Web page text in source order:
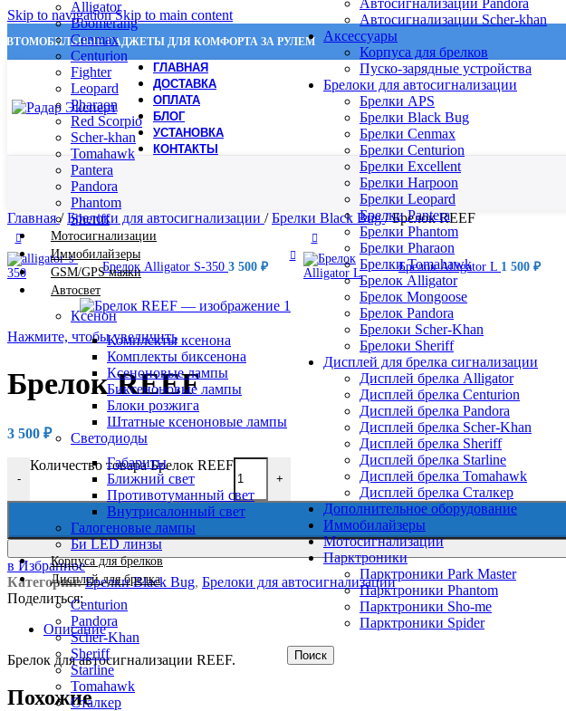
Skip to navigationSkip to main content
ГАДЖЕТЫ ДЛЯ КОМФОРТА ЗА РУЛЕМ
ГЛАВНАЯ
ДОСТАВКА
ОПЛАТА
БЛОГ
УСТАНОВКА
КОНТАКТЫ
Alligator
Boomerang
Cenmax
Centurion
Fighter
Leopard
Pharaon
Red Scorpio
Scher-khan
Tomahawk
Pantera
Pandora
Phantom
Sheriff
Мотосигнализации
Иммобилайзеры
GSM/GPS маяки
Автосвет
Ксенон
Комплекты ксенона
Комплекты биксенона
Ксеноновые лампы
Биксеноновые лампы
Блоки розжига
Штатные ксеноновые лампы
Светодиоды
Габариты
Ближний свет
Противотуманный свет
Внутрисалонный свет
Галогеновые лампы
Би LED линзы
Корпуса для брелков
Дисплей для брелка
Centurion
Pandora
Scher-Khan
Sheriff
Starline
Tomahawk
Сталкер
Автосигнализации Pandora
Автосигнализации Scher-khan
Аксессуары
Корпуса для брелков
Пуско-зарядные устройства
Брелоки для автосигнализации
Брелки APS
Брелки Black Bug
Брелки Cenmax
Брелки Centurion
Брелки Excellent
Брелки Harpoon
Брелки Leopard
Брелки Pantera
Брелки Phantom
Брелки Pharaon
Брелки Tomahawk
Брелок Alligator
Брелок Mongoose
Брелок Pandora
Брелоки Scher-Khan
Брелоки Sheriff
Дисплей для брелка сигнализации
Дисплей брелка Alligator
Дисплей брелка Centurion
Дисплей брелка Pandora
Дисплей брелка Scher-Khan
Дисплей брелка Sheriff
Дисплей брелка Starline
Дисплей брелка Tomahawk
Дисплей брелка Сталкер
Дополнительное оборудование
Иммобилайзеры
Мотосигнализации
Парктроники
Парктроники Park Master
Парктроники Phantom
Парктроники Sho-me
Парктроники Spider
Поиск
Главная/ Брелоки для автосигнализации / Брелки Black Bug/ Брелок REEF
Брелок Alligator S-350 3 500 ₽ Брелок Alligator L 1 500 ₽
Нажмите, чтобы увеличить
Брелок REEF
3 500 ₽
-
Количество товара Брелок REEF
+
в Избранное
Категории: Брелки Black Bug, Брелоки для автосигнализации
Поделиться:
Описание
Брелок для автосигнализации REEF.
Похожие